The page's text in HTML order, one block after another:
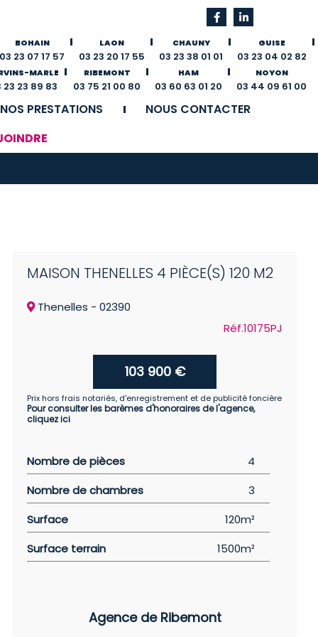
BOHAIN
03 23 07 17 57
LAON
03 23 20 17 55
CHAUNY
03 23 38 01 01
GUISE
03 23 04 02 82
MARLE
23 23 89 83
RIBEMONT
03 75 21 00 80
HAM
03 60 63 01 20
NOYON
03 44 09 61 00
NOS PRESTATIONS
immobilières
Investissements
NOUS CONTACTER
MAISON THENELLES 4 PIÈCE(S) 120 M2
Thenelles - 02390
Réf.10175PJ
103 900 €
Prix hors frais notariés, d'enregistrement et de publicité foncière
Pour consulter les barèmes d'honoraires de l'agence,
cliquez ici
Nombre de pièces
4
Nombre de chambres
3
Surface
120m²
Surface terrain
1500m²
Agence de Ribemont